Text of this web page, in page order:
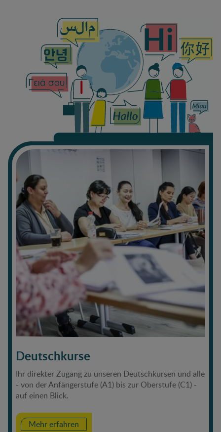
Deutschkurse
Ihr direkter Zugang zu unseren Deutschkursen und alle
- von der Anfängerstufe (A1) bis zur Oberstufe (C1) -
auf einen Blick.
Mehr erfahren